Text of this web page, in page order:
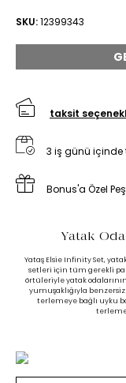
SKU:12399343
taksit
3 iş günü içinde
Bonus'a Özel
Yatak
Yataş Elsie Infinity Set,
setleri için tüm gerekli
örtüleriyle yatak
yumuşaklığıyla
terlemeye bağlı uyku